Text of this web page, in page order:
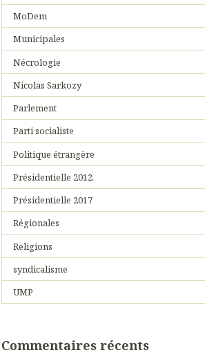
MoDem
Municipales
Nécrologie
Nicolas Sarkozy
Parlement
Parti socialiste
Politique étrangère
Présidentielle 2012
Présidentielle 2017
Régionales
Religions
syndicalisme
UMP
Commentaires récents